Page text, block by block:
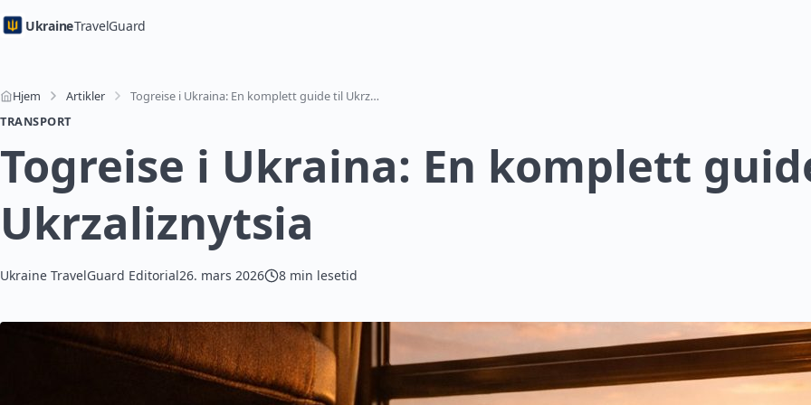
UkraineTravelGuard
Hjem Artikler
Togreise i Ukraina: En komplett guide til Ukrzaliznytsia
TRANSPORT
Togreise i Ukraina: En komplett
Ukrzaliznytsia
Ukraine TravelGuard Editorial26. mars 2026 8 min lesetid